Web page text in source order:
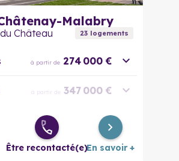
Malabry
Château 23logements
à partir de 274 000 €
à partir de 347 000 €
à partir de 404 000 €
Être recontacté(e)En savoir +